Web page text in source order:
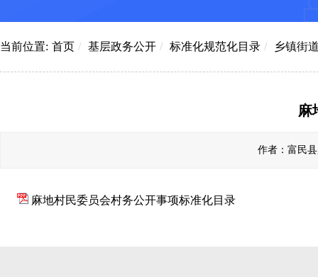
当前位置: 首页 / 基层政务公开 / 标准化规范化目录 / 乡镇街
麻
作者：富民
麻地村民委员会村务公开事项标准化目录